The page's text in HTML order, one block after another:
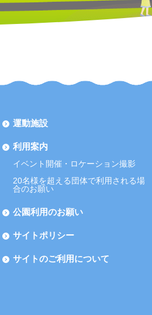
運動施設
利用案内
イベント開催・ロケーション撮影
20名様を超える団体で利用される場
合のお願い
公園利用のお願い
サイトポリシー
サイトのご利用について